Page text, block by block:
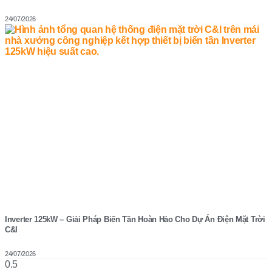
24/07/2026
Inverter 125kW – Giải Pháp Biến Tần Hoàn Hảo Cho Dự Án Điện Mặt Trời
C&I
24/07/2026